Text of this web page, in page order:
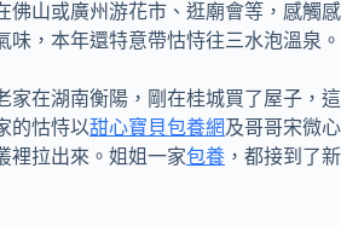
佛山或廣州游花市、逛廟會等，感觸感
味，本年還特意帶怙恃往三水泡溫泉。
家在湖南衡陽，剛在桂城買了屋子，這
的怙恃以甜心寶貝包養網 及哥哥宋微心
裡拉出來。姐姐一家包養 ，都接到了新